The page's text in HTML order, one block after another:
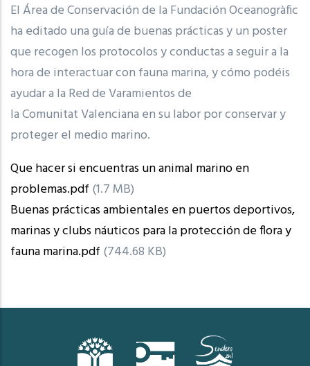
El Área de Conservación de la Fundación Oceanogràfic
ha editado una guía de buenas prácticas y un poster
que recogen los protocolos y conductas a seguir a la
hora de interactuar con fauna marina, y cómo podéis
ayudar a la Red de Varamientos de
la Comunitat Valenciana en su labor por conservar y
proteger el medio marino.
Que hacer si encuentras un animal marino en
problemas.pdf (1.7 MB)
Buenas prácticas ambientales en puertos deportivos,
marinas y clubs náuticos para la protección de flora y
fauna marina.pdf (744.68 KB)